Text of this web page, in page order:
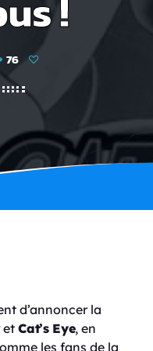
76
d’annoncer la
etCat’s Eye, en
les fans de la